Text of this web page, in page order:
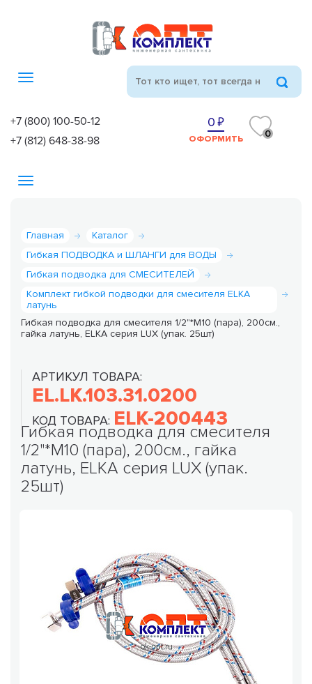
Toggle
+7 (800) 100-50-12
+7 (812) 648-38-98
0
ОФОРМИТЬ 0
Toggle
Главная
Каталог
Гибкая ПОДВОДКА и ШЛАНГИ для ВОДЫ
Гибкая подводка для СМЕСИТЕЛЕЙ
Комплект гибкой подводки для смесителя ELKA
латунь
Гибкая подводка для смесителя 1/2"*М10 (пара), 200см.,
гайка латунь, ELKA серия LUX (упак. 25шт)
АРТИКУЛ ТОВАРА:
EL.LK.103.31.0200
КОД ТОВАРА: ELK-200443
Гибкая подводка для смесителя
1/2"*М10 (пара), 200см., гайка
латунь, ELKA серия LUX (упак.
25шт)